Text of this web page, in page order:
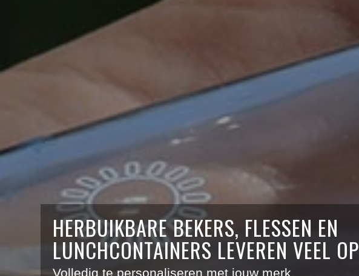
HERBUIKBARE BEKERS, FLESSEN EN
LUNCHCONTAINERS LEVEREN VEEL OP
Volledig te personaliseren met jouw merk.